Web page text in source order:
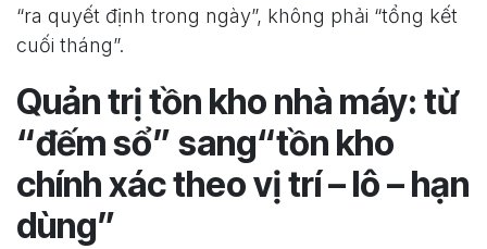
“ra quyết định trong ngày”, không phải “tổng kết
cuối tháng”.
Quản trị tồn kho nhà máy: từ
“đếm sổ” sang“tồn kho
chính xác theo vị trí – lô – hạn
dùng”